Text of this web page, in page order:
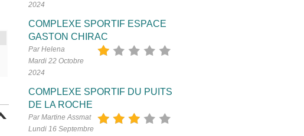
2024
COMPLEXE SPORTIF ESPACE
GASTON CHIRAC
Par Helena
Mardi 22 Octobre
2024
COMPLEXE SPORTIF DU PUITS
DE LA ROCHE
Par Martine Assmat
Lundi 16 Septembre